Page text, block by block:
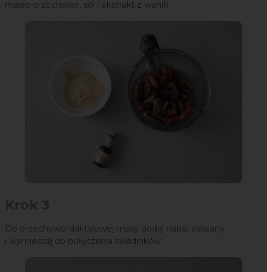
masło orzechowe, sól i ekstrakt z wanilii.
Do orzechowo-daktylowej masy dodaj napój owsiany
i wymieszaj do połączenia składników.